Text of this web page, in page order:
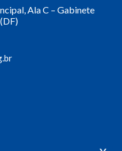
Ala C – Gabinete